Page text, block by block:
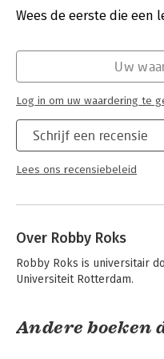
Verschijningsdatum:
20-1-
Wees de eerste die een
Schrijf een recensie
Lees ons recensiebeleid
Uw
Log in om uw waardering te
Over Robby Roks
Robby Roks is universitair
Universiteit Rotterdam.
Andere boeken